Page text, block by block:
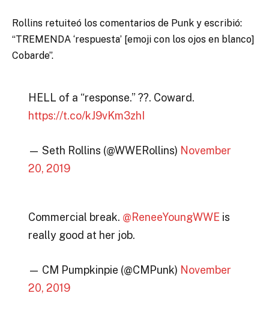
Rollins retuiteó los comentarios de Punk y escribió:
“TREMENDA ‘respuesta’ [emoji con los ojos en blanco]
Cobarde”.
HELL of a “response.” ??. Coward.
https://t.co/kJ9vKm3zhI
— Seth Rollins (@WWERollins) November
20, 2019
Commercial break. @ReneeYoungWWE is
really good at her job.
— CM Pumpkinpie (@CMPunk) November
20, 2019